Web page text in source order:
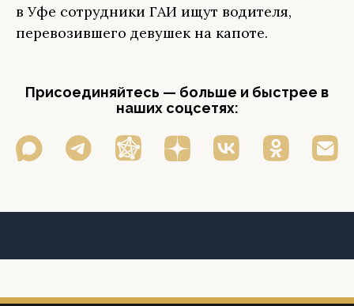
в Уфе сотрудники ГАИ ищут водителя,
перевозившего девушек на капоте.
Присоединяйтесь — больше и быстрее в
наших соцсетях: